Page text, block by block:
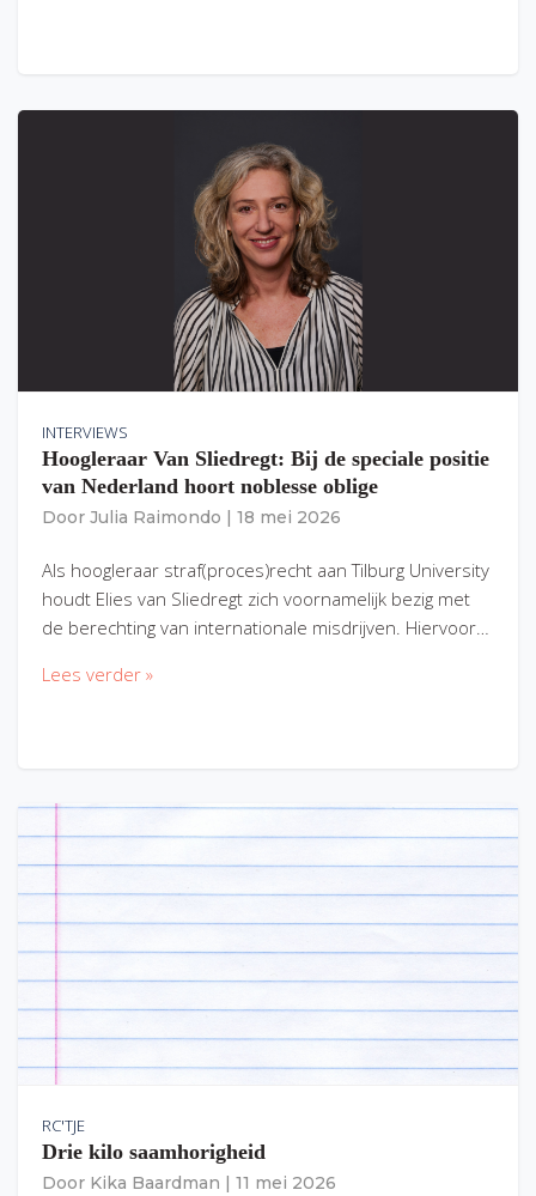
INTERVIEWS
Hoogleraar Van Sliedregt: Bij de speciale positie
van Nederland hoort noblesse oblige
Door Julia Raimondo 18 mei 2026
Als hoogleraar straf(proces)recht aan Tilburg University
houdt Elies van Sliedregt zich voornamelijk bezig met
de berechting van internationale misdrijven. Hiervoor…
Lees verder »
RC'TJE
Drie kilo saamhorigheid
Door Kika Baardman 11 mei 2026